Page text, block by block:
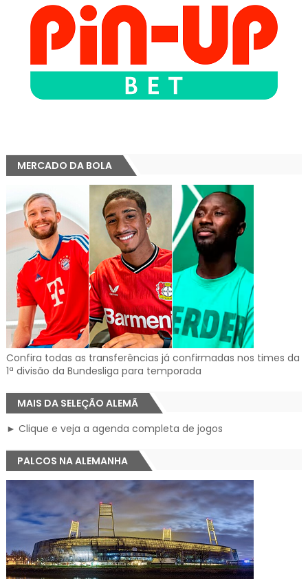
MERCADO DA BOLA
Confira todas as transferências já confirmadas nos times da
1ª divisão da Bundesliga para temporada
MAIS DA SELEÇÃO ALEMÃ
► Clique e veja a agenda completa de jogos
PALCOS NA ALEMANHA